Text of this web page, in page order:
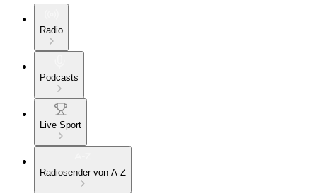
Radio
Podcasts
Live Sport
Radiosender von A-Z